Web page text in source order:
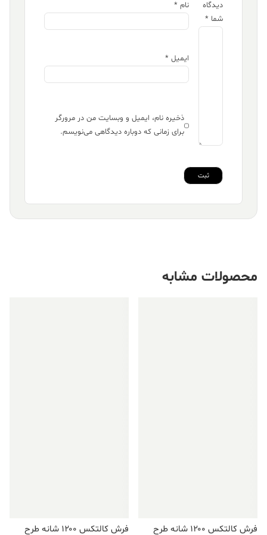
دیدگاه
شما *
نام *
ایمیل *
ذخیره نام، ایمیل و وبسایت من در مرورگر
برای زمانی که دوباره دیدگاهی می‌نویسم.
محصولات مشابه
فرش کالتکس ۱۲۰۰ شانه طرح
فرش کالتکس ۱۲۰۰ شانه طرح